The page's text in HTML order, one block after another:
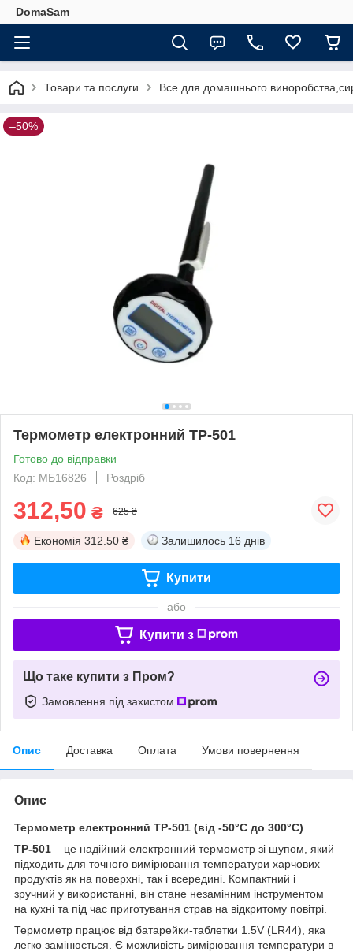
DomaSam
Товари та послуги Все для домашнього
–50%
Термометр електронний TP-501
Готово до відправки
Код: МБ16826
Роздріб
312,50 ₴ 625 ₴
Економія 312.50 ₴ Залишилось 16 днів
Купити
або
Купити з
Що таке купити з Пром?
Замовлення під захистом
Опис Доставка Оплата Умови повернення
Опис
Термометр електронний TP-501 (від -50°C до 300°C)
TP-501 – це надійний електронний термометр зі щупом, який
підходить для точного вимірювання температури харчових
продуктів як на поверхні, так і всередині. Компактний і
зручний у використанні, він стане незамінним інструментом
на кухні та під час приготування страв на відкритому повітрі.
Термометр працює від батарейки-таблетки 1.5V (LR44), яка
легко замінюється. Є можливість вимірювання температури в